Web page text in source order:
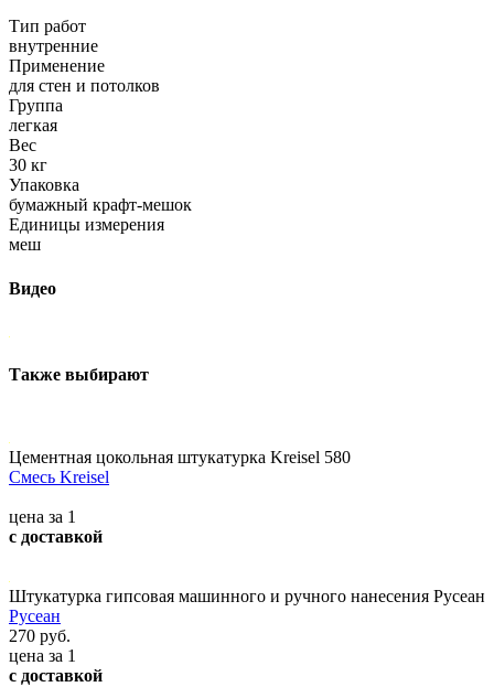
Тип работ
внутренние
Применение
для стен и потолков
Группа
легкая
Вес
30 кг
Упаковка
бумажный крафт-мешок
Единицы измерения
меш
Видео
Также выбирают
Цементная цокольная штукатурка Kreisel 580
Смесь Kreisel
цена за 1
с доставкой
Штукатурка гипсовая машинного и ручного нанесения Русеан
Русеан
270 руб.
цена за 1
с доставкой